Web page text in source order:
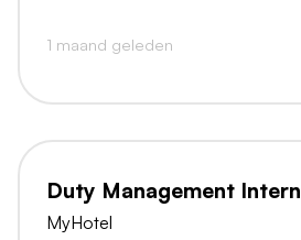
1 maand geleden
Duty Management Intern
MyHotel